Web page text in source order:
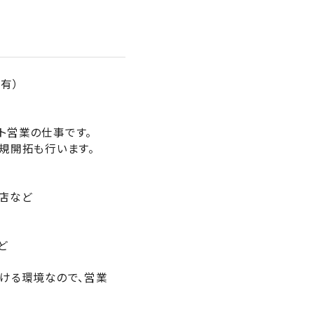
）
業の仕事です。
開拓も行います。
など
る環境なので、営業